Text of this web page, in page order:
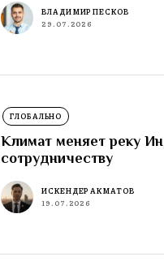
ВЛАДИМИР ПЕСКОВ
29.07.2026
ГЛОБАЛЬНО
Климат меняет реку
сотрудничеству
ИСКЕНДЕР АКМАТОВ
19.07.2026